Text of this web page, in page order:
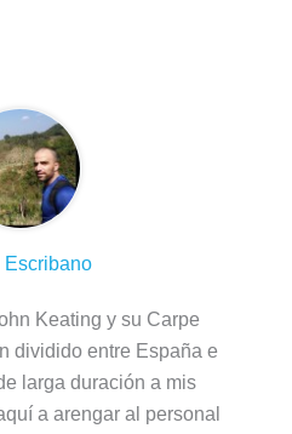
Escribano
Keating y su Carpe
dividido entre España e
larga duración a mis
a arengar al personal